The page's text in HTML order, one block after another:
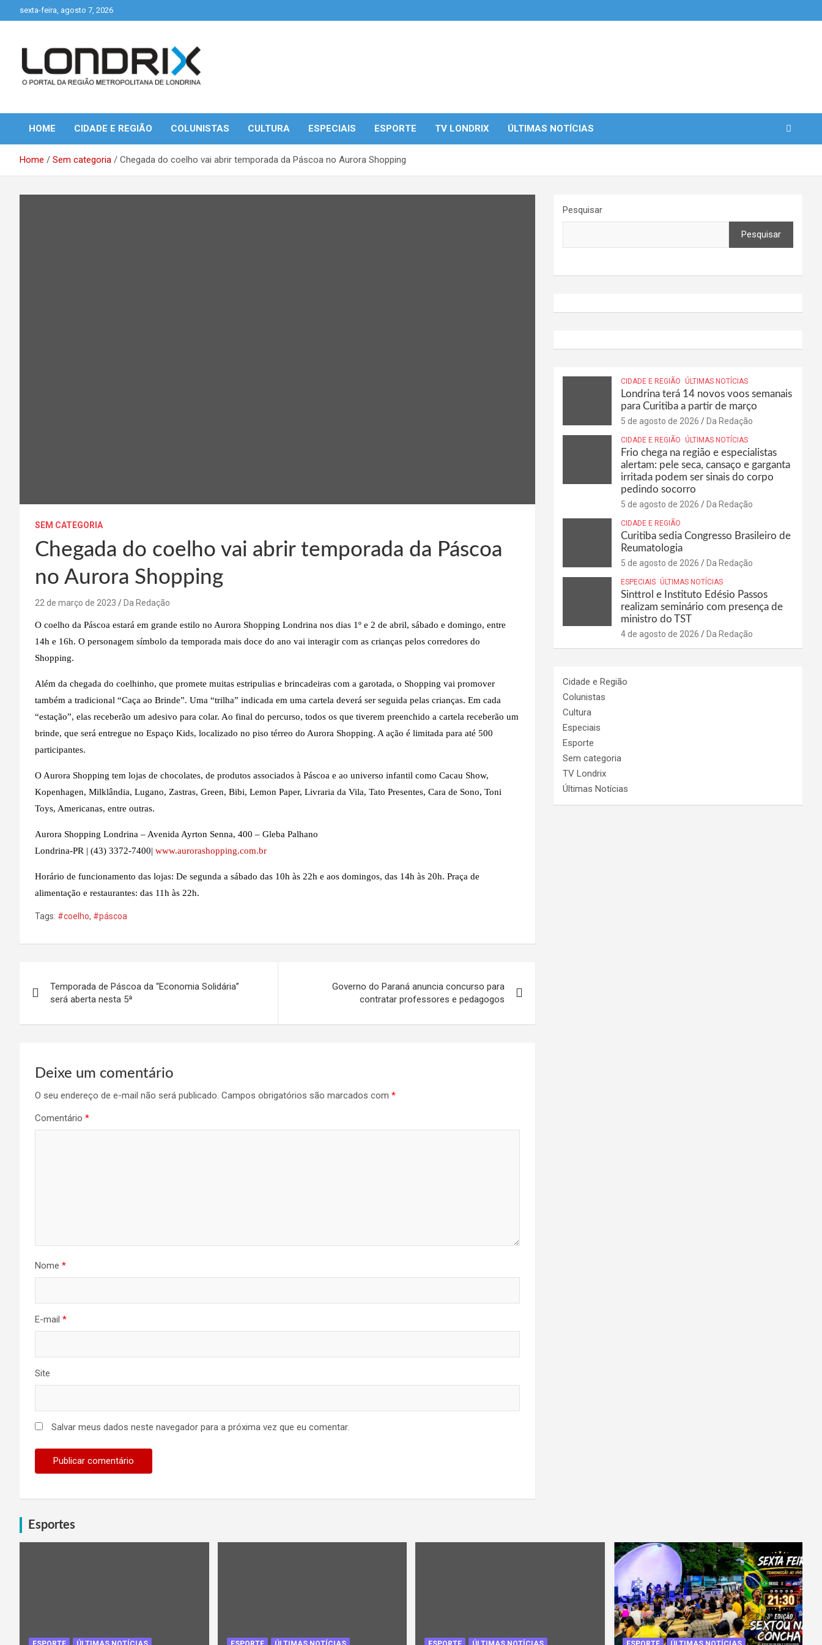
to
sexta-feira, agosto 7, 2026
Londrix
HOME CIDADE E REGIÃO COLUNISTAS CULTURA ESPECIAIS ESPORTE TV LONDRIX ÚLTIMAS NOTÍCIAS
Home Sem categoria Chegada do coelho vai abrir temporada da Páscoa no Aurora Shopping
SEM CATEGORIA
Chegada do coelho vai abrir temporada da Páscoa
no Aurora Shopping
22 de março de 2023 Da Redação
O coelho da Páscoa estará em grande estilo no Aurora Shopping Londrina nos dias 1º e 2 de abril, sábado e domingo, entre
14h e 16h. O personagem símbolo da temporada mais doce do ano vai interagir com as crianças pelos corredores do
Shopping.
Além da chegada do coelhinho, que promete muitas estripulias e brincadeiras com a garotada, o Shopping vai promover
também a tradicional “Caça ao Brinde”. Uma “trilha” indicada em uma cartela deverá ser seguida pelas crianças. Em cada
“estação”, elas receberão um adesivo para colar. Ao final do percurso, todos os que tiverem preenchido a cartela receberão um
brinde, que será entregue no Espaço Kids, localizado no piso térreo do Aurora Shopping. A ação é limitada para até 500
participantes.
O Aurora Shopping tem lojas de chocolates, de produtos associados à Páscoa e ao universo infantil como Cacau Show,
Kopenhagen, Milklândia, Lugano, Zastras, Green, Bibi, Lemon Paper, Livraria da Vila, Tato Presentes, Cara de Sono, Toni
Toys, Americanas, entre outras.
Aurora Shopping Londrina – Avenida Ayrton Senna, 400 – Gleba Palhano
Londrina-PR | (43) 3372-7400| www.aurorashopping.com.br
Horário de funcionamento das lojas: De segunda a sábado das 10h às 22h e aos domingos, das 14h às 20h. Praça de
alimentação e restaurantes: das 11h às 22h.
Tags: #coelho, #páscoa
de
Post
Temporada de Páscoa da “Economia Solidária”
será aberta nesta 5ª
Governo do Paraná anuncia concurso para
contratar professores e pedagogos
Deixe um comentário
O seu endereço de e-mail não será publicado. Campos obrigatórios são marcados com *
Comentário *
Nome *
E-mail *
Site
Salvar meus dados neste navegador para a próxima vez que eu comentar.
Pesquisar
Pesquisar
CIDADE E REGIÃO ÚLTIMAS NOTÍCIAS
Londrina terá 14 novos voos semanais
para Curitiba a partir de março
5 de agosto de 2026 Da Redação
CIDADE E REGIÃO ÚLTIMAS NOTÍCIAS
Frio chega na região e especialistas
alertam: pele seca, cansaço e garganta
irritada podem ser sinais do corpo
pedindo socorro
5 de agosto de 2026 Da Redação
CIDADE E REGIÃO
Curitiba sedia Congresso Brasileiro de
Reumatologia
5 de agosto de 2026 Da Redação
ESPECIAIS ÚLTIMAS NOTÍCIAS
Sinttrol e Instituto Edésio Passos
realizam seminário com presença de
ministro do TST
4 de agosto de 2026 Da Redação
Cidade e Região
Colunistas
Cultura
Especiais
Esporte
Sem categoria
TV Londrix
Últimas Notícias
Esportes